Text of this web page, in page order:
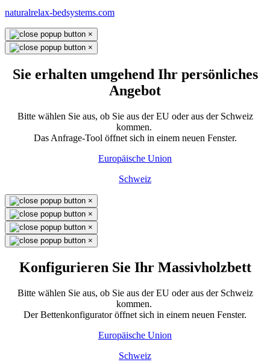
naturalrelax-bedsystems.com
×
×
Sie erhalten umgehend Ihr persönliches
Angebot
Bitte wählen Sie aus, ob Sie aus der EU oder aus der Schweiz
kommen.
Das Anfrage-Tool öffnet sich in einem neuen Fenster.
Europäische Union
Schweiz
×
×
×
×
Konfigurieren Sie Ihr Massivholzbett
Bitte wählen Sie aus, ob Sie aus der EU oder aus der Schweiz
kommen.
Der Bettenkonfigurator öffnet sich in einem neuen Fenster.
Europäische Union
Schweiz